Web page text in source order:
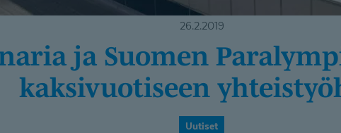
26.2.2019
kaksivuotiseen
Uutiset